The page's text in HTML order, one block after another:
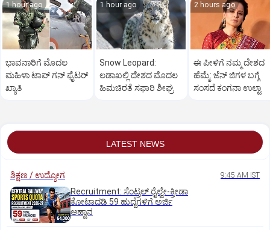
1 hour ago
ಭಾವನಾರಿಗೆ ಮೊದಲ
ಮಹಿಳಾ ಟಾಪ್‌ ಗನ್‌ ಫೈಟರ್‌
ಖ್ಯಾತಿ
1 hour ago
Snow Leopard:
ಲಡಾಖಲ್ಲಿ ದೇಶದ ಮೊದಲ
ಹಿಮಚಿರತೆ ಸಫಾರಿ ಶೀಘ್ರ
2 hours ago
ಈ ಪೀಳಿಗೆ ನಮ್ಮ ದೇಶದ
ಹೆಮ್ಮೆ: ಜೆನ್‌ ಜಿಗಳ ಬಗ್ಗೆ
ಸಂಸದೆ ಕಂಗನಾ ಉಲ್ಟಾ
LATEST NEWS
ಶಿಕ್ಷಣ / ಉದ್ಯೋಗ 9:45 AM IST
Recruitment: ಸೆಂಟ್ರಲ್‌ ರೈಲ್ವೇ-ಕ್ರೀಡಾ
ಕೋಟಾದಡಿ 59 ಹುದ್ದೆಗಳಿಗೆ ಅರ್ಜಿ
ಆಹ್ವಾನ